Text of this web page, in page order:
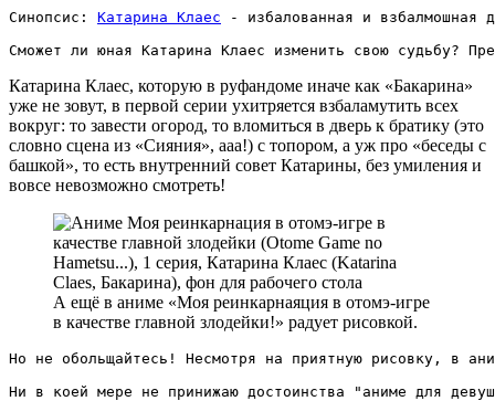
Синопсис: Катарина Клаес - избалованная и взбалмошная
Сможет ли юная Катарина Клаес изменить свою судьбу?
Катарина Клаес, которую в руфандоме иначе как «Бакарина»
уже не зовут, в первой серии ухитряется взбаламутить всех
вокруг: то завести огород, то вломиться в дверь к братику (это
словно сцена из «Сияния», ааа!) с топором, а уж про «беседы с
башкой», то есть внутренний совет Катарины, без умиления и
вовсе невозможно смотреть!
А ещё в аниме «Моя реинкарнаяция в отомэ-игре
в качестве главной злодейки!» радует рисовкой.
Но не обольщайтесь! Несмотря на приятную рисовку, в
Ни в коей мере не принижаю достоинства "аниме для